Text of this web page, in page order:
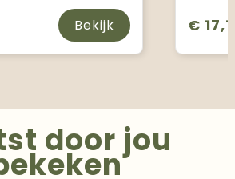
Bekijk €
door jou